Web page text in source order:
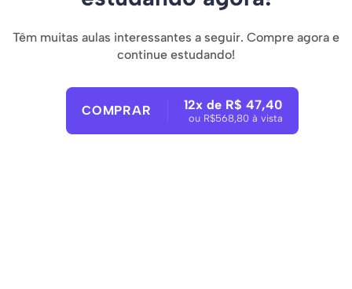
Têm muitas aulas interessantes a seguir. Compre agora e
continue estudando!
COMPRAR 12x de R$ 47,40
ou R$568,80 à vista